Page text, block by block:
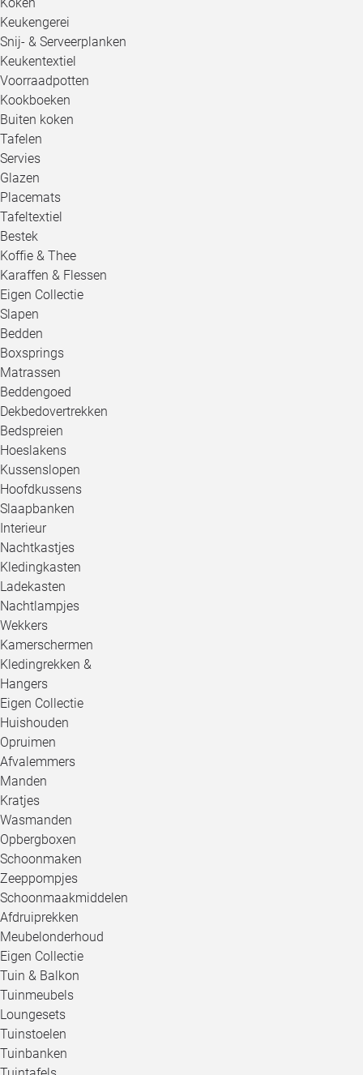
Keukengerei
Snij- & Serveerplanken
Keukentextiel
Voorraadpotten
Kookboeken
Buiten koken
Tafelen
Servies
Glazen
Placemats
Tafeltextiel
Bestek
Koffie & Thee
Karaffen & Flessen
Eigen Collectie
Slapen
Bedden
Boxsprings
Matrassen
Beddengoed
Dekbedovertrekken
Bedspreien
Hoeslakens
Kussenslopen
Hoofdkussens
Slaapbanken
Interieur
Nachtkastjes
Kledingkasten
Ladekasten
Nachtlampjes
Wekkers
Kamerschermen
Kledingrekken &
Hangers
Eigen Collectie
Huishouden
Opruimen
Afvalemmers
Manden
Kratjes
Wasmanden
Opbergboxen
Schoonmaken
Zeeppompjes
Schoonmaakmiddelen
Afdruiprekken
Meubelonderhoud
Eigen Collectie
Tuin & Balkon
Tuinmeubels
Loungesets
Tuinstoelen
Tuinbanken